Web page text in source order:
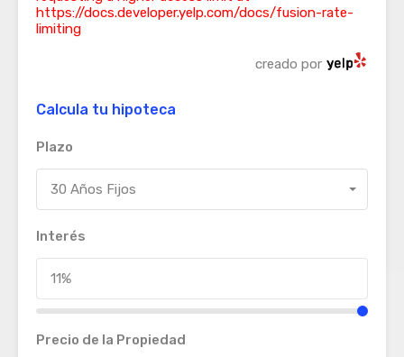
https://docs.developer.yelp.com/docs/fusion-rate-
limiting
creado por
Calcula tu hipoteca
Plazo
30 Años Fijos
Interés
Precio de la Propiedad